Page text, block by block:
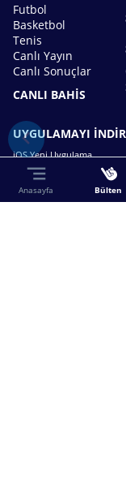
Futbol
Basketbol
Tenis
Canlı Yayın
Canlı Sonuçlar
CANLI BAHİS
UYGULAMAYI
iOS Yeni Uygulama
Anasayfa Bülten